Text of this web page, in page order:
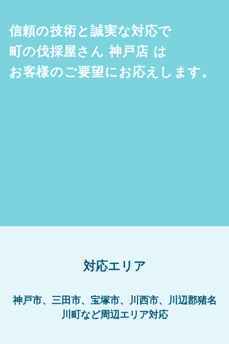
信頼の技術と誠実な対応で
町の伐採屋さん 神戸店 は
お客様のご要望にお応えします。
対応エリア
神戸市、三田市、宝塚市、川西市、川辺郡猪名
川町など周辺エリア対応